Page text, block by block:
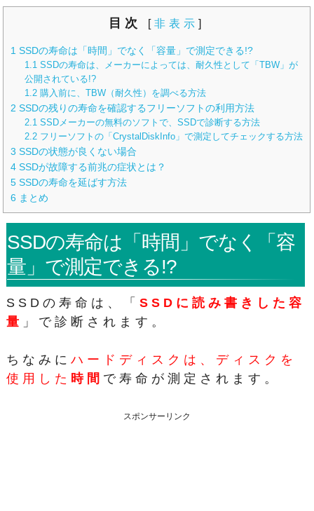
目次 [非表示]
1 SSDの寿命は「時間」でなく「容量」で測定できる!?
1.1SSDの寿命は、メーカーによっては、耐久性として「TBW」が
公開されている!?
1.2購入前に、TBW（耐久性）を調べる方法
2 SSDの残りの寿命を確認するフリーソフトの利用方法
2.1SSDメーカーの無料のソフトで、SSDで診断する方法
2.2フリーソフトの「CrystalDiskInfo」で測定してチェックする方法
3 SSDの状態が良くない場合
4 SSDが故障する前兆の症状とは？
5 SSDの寿命を延ばす方法
6 まとめ
SSDの寿命は「時間」でなく「容
量」で測定できる!?
SSDの寿命は、「SSDに読み書きした容
量 」で診断されます。
ちなみにハードディスクは、ディスクを
使用した 時間 で寿命が測定されます。
スポンサーリンク